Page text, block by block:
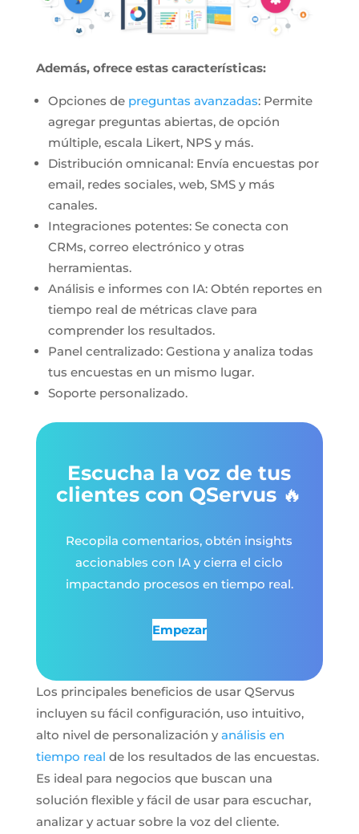
Además, ofrece estas características:
Opciones de preguntas avanzadas: Permite
agregar preguntas abiertas, de opción
múltiple, escala Likert, NPS y más.
Distribución omnicanal: Envía encuestas por
email, redes sociales, web, SMS y más
canales.
Integraciones potentes: Se conecta con
CRMs, correo electrónico y otras
herramientas.
Análisis e informes con IA: Obtén reportes en
tiempo real de métricas clave para
comprender los resultados.
Panel centralizado: Gestiona y analiza todas
tus encuestas en un mismo lugar.
Soporte personalizado.
Escucha la voz de tus
clientes con QServus 🔥
Recopila comentarios, obtén insights
accionables con IA y cierra el ciclo
impactando procesos en tiempo real.
Empezar
Los principales beneficios de usar QServus
incluyen su fácil configuración, uso intuitivo,
alto nivel de personalización yanálisis en
tiempo real de los resultados de las encuestas.
Es ideal para negocios que buscan una
solución flexible y fácil de usar para escuchar,
analizar y actuar sobre la voz del cliente.